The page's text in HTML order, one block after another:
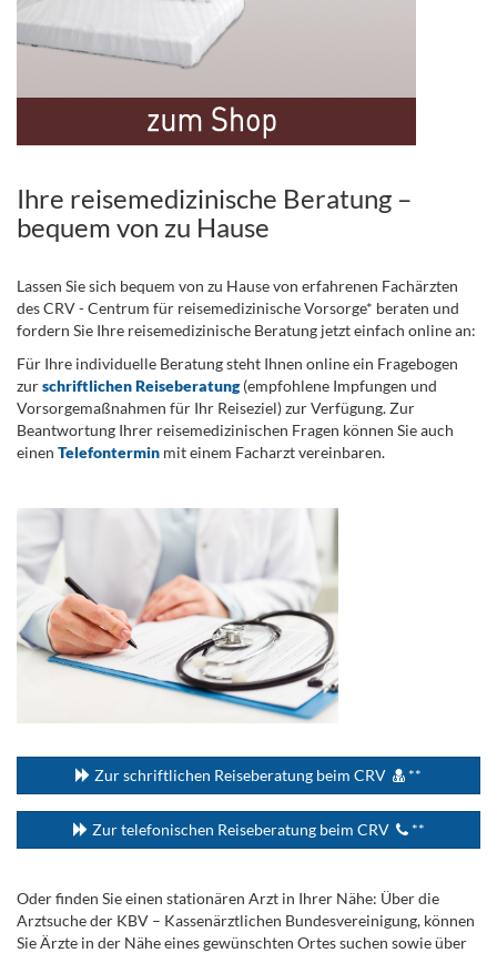
Ihre reisemedizinische Beratung –
bequem von zu Hause
Lassen Sie sich bequem von zu Hause von erfahrenen Fachärzten
des CRV - Centrum für reisemedizinische Vorsorge* beraten und
fordern Sie Ihre reisemedizinische Beratung jetzt einfach online an:
Für Ihre individuelle Beratung steht Ihnen online ein Fragebogen
zurschriftlichen Reiseberatung(empfohlene Impfungen und
Vorsorgemaßnahmen für Ihr Reiseziel) zur Verfügung. Zur
Beantwortung Ihrer reisemedizinischen Fragen können Sie auch
einen Telefontermin mit einem Facharzt vereinbaren.
Zur schriftlichen Reiseberatung beim CRV **
Zur telefonischen Reiseberatung beim CRV **
Oder finden Sie einen stationären Arzt in Ihrer Nähe: Über die
Arztsuche der KBV – Kassenärztlichen Bundesvereinigung, können
Sie Ärzte in der Nähe eines gewünschten Ortes suchen sowie über